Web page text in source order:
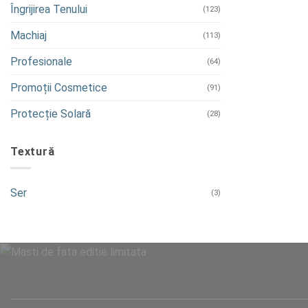
Îngrijirea Tenului (123)
Machiaj (113)
Profesionale (64)
Promoții Cosmetice (91)
Protecție Solară (28)
Textură
Ser (3)